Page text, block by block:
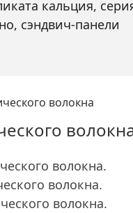
кальция,
сэндвич-панели
волокна.
волокна.
волокна.